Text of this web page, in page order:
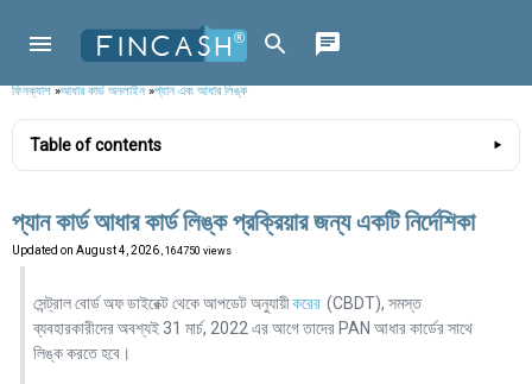
ফিনক্যাশ»আধার কার্ড অনলাইন»প্যান এবং আধার লিঙ্ক
Table of contents
প্যান কার্ড আধার কার্ড লিঙ্ক প্রক্রিয়ার জন্য একটি নির্দেশিকা
Updated on August 4, 2026 , 164750 views
সেন্ট্রাল বোর্ড অফ ডাইরেক্ট থেকে আপডেট অনুযায়ীকরের (CBDT), সমস্ত
ব্যবহারকারীদের অবশ্যই 31 মার্চ, 2022 এর আগে তাদের PAN আধার কার্ডের সাথে
লিঙ্ক করতে হবে।